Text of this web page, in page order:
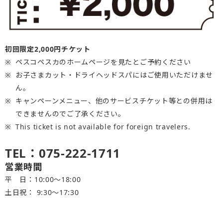
初回限定2,000円チケット
ペスコペスカのホームページを見たとご予約ください
お子さまカット・ドライヘッドスパにはご使用いただけませ
ん。
キャンペーンメニュー、他のサービスチケット等との併用は
できませんのでご了承ください。
This ticket is not available for foreign travelers.
TEL：075-222-1711
営業時間
平 日：10:00～18:00
土日祝： 9:30〜17:30